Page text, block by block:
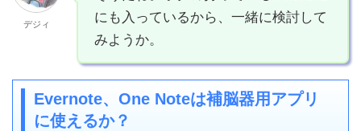
デジィ
にも入っているから、一緒に検討して
みようか。
Evernote、One Noteは補脳器用アプリ
に使えるか？